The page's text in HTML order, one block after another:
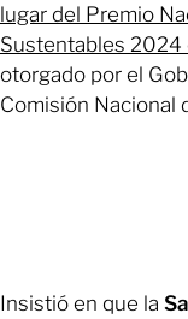
lugar del Premio
Sustentables 2024
otorgado por el
Comisión Nacional
Insistió en que la